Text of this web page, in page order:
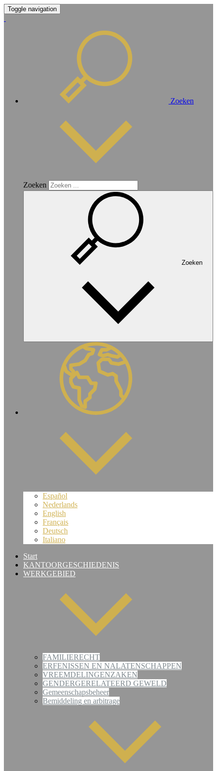
Toggle navigation
Zoeken
Zoeken
Zoeken
Español
Nederlands
English
Français
Deutsch
Italiano
Start
KANTOORGESCHIEDENIS
WERKGEBIED
FAMILIERECHT
ERFENISSEN EN NALATENSCHAPPEN
VREEMDELINGENZAKEN
GENDERGERELATEERD GEWELD
Gemeenschapsbeheer
Bemiddeling en arbitrage